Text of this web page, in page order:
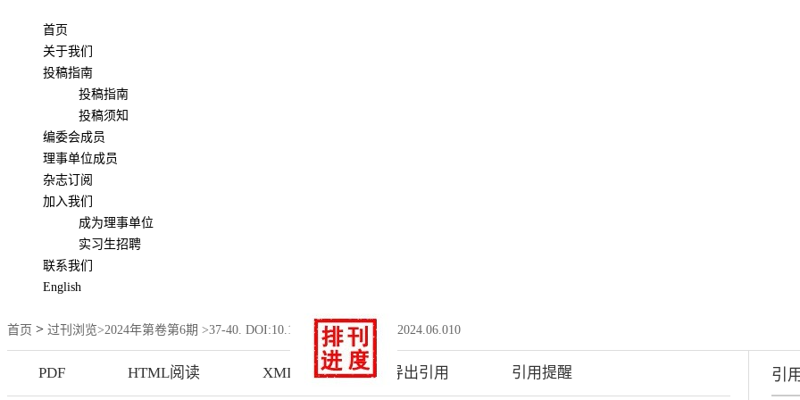
首页
关于我们
投稿指南
投稿指南
投稿须知
编委会成员
理事单位成员
杂志订阅
加入我们
成为理事单位
实习生招聘
联系我们
English
首页 > 过刊浏览>2024年第卷第6期 >37-40. DOI:10.16799/j.cnki.csdqyfh.2024.06.010
PDF HTML阅读 XML下载 导出引用 引用提醒 引